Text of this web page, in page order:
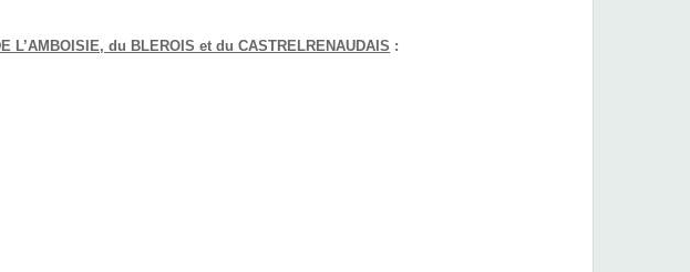
L’AMBOISIE, du BLEROIS et du CASTRELRENAUDAIS :